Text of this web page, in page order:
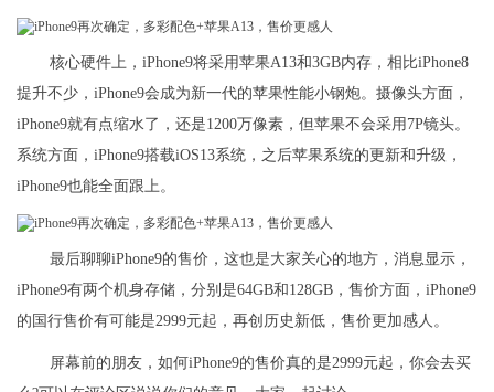
核心硬件上，iPhone9将采用苹果A13和3GB内存，相比iPhone8
提升不少，iPhone9会成为新一代的苹果性能小钢炮。摄像头方面，
iPhone9就有点缩水了，还是1200万像素，但苹果不会采用7P镜头。
系统方面，iPhone9搭载iOS13系统，之后苹果系统的更新和升级，
iPhone9也能全面跟上。
最后聊聊iPhone9的售价，这也是大家关心的地方，消息显示，
iPhone9有两个机身存储，分别是64GB和128GB，售价方面，iPhone9
的国行售价有可能是2999元起，再创历史新低，售价更加感人。
屏幕前的朋友，如何iPhone9的售价真的是2999元起，你会去买